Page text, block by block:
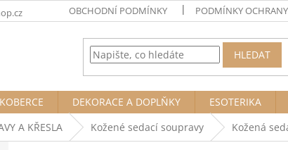
OBCHODNÍ PODMÍNKY PODMÍNKY
HLEDAT
DEKORACE A DOPLŇKY ESOTERIKA
A KŘESLA Kožené sedací soupravy Kožená